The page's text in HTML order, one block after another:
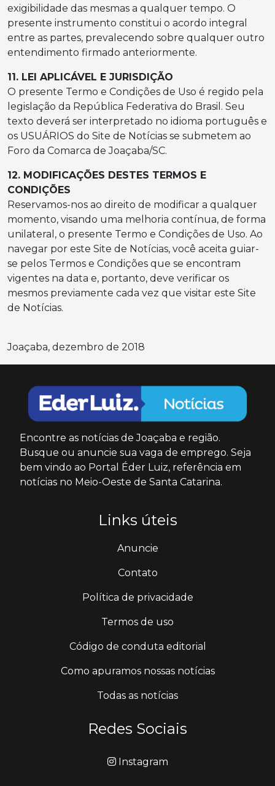
exigibilidade das mesmas a qualquer tempo. O
presente instrumento constitui o acordo integral
entre as partes, prevalecendo sobre qualquer outro
entendimento firmado anteriormente.
11. LEI APLICÁVEL E JURISDIÇÃO
O presente Termo e Condições de Uso é regido pela
legislação da República Federativa do Brasil. Seu
texto deverá ser interpretado no idioma português e
os USUÁRIOS do Site de Notícias se submetem ao
Foro da Comarca de Joaçaba/SC.
12. MODIFICAÇÕES DESTES TERMOS E
CONDIÇÕES
Reservamos-nos ao direito de modificar a qualquer
momento, visando uma melhoria contínua, de forma
unilateral, o presente Termo e Condições de Uso. Ao
navegar por este Site de Notícias, você aceita guiar-
se pelos Termos e Condições que se encontram
vigentes na data e, portanto, deve verificar os
mesmos previamente cada vez que visitar este Site
de Notícias.
Joaçaba, dezembro de 2018
Encontre as notícias de Joaçaba e região.
Busque ou anuncie sua vaga de emprego. Seja
bem vindo ao Portal Éder Luiz, referência em
notícias no Meio-Oeste de Santa Catarina.
Links úteis
Anuncie
Contato
Política de privacidade
Termos de uso
Código de conduta editorial
Como apuramos nossas notícias
Todas as notícias
Redes Sociais
Instagram